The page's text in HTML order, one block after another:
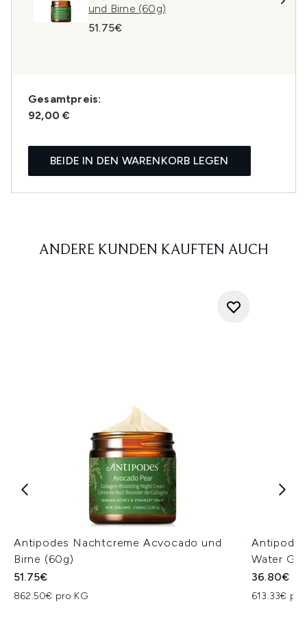
und Birne (60g)
51.75€
Gesamtpreis:
92,00 €
BEIDE IN DEN WARENKORB LEGEN
ANDERE KUNDEN KAUFTEN AUCH
Antipodes Nachtcreme Acvocado und
Birne (60g)
51.75€
862.50€ pro KG
Water
36.80€
613.33€